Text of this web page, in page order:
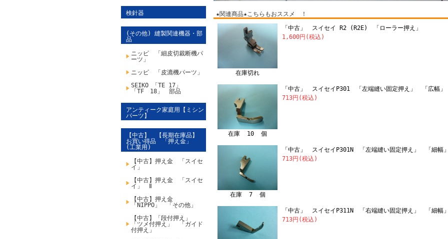
検針器
(その他) 縫製関連機器・部
品
ニッピ 「細皮切裁断機パ
ーツ」
ニッピ 「皮漉機パーツ」
SEIKO 「TE 17」
「TF 18」 部品
アンティーク家庭用【ミシン
パーツ】
【中古】 【長期在庫品】
お買い得品 「押え金」
(工業用)
【中古】押え金 「スイセ
イ」
【中古】押え金 「スイセ
イ」 Ⅱ
【中古】押え金
「NIPPO」 「その他」
【中古】「段付押え」
「ツメ付押え」 「ガイド
付押え」
★関連商品★こちらもおススメ ！
在庫切れ
「中古」 スイセイ R2 (R2E) 「ローラー押え」
1,600円(税込)
在庫 10 個
「中古」 スイセイP301 「左端縫い固定押え」 「広幅」
713円(税込)
在庫 7 個
「中古」 スイセイP301N 「左端縫い固定押え」 「細幅
713円(税込)
「中古」 スイセイP311N 「右端縫い固定押え」 「細幅
713円(税込)